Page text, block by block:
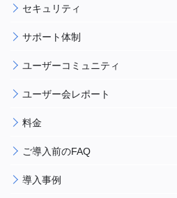
セキュリティ
サポート体制
ユーザーコミュニティ
ユーザー会レポート
料金
ご導入前のFAQ
導入事例